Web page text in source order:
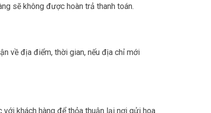
sẽ không được hoàn trả thanh toán.
về địa điểm, thời gian, nếu địa chỉ mới
khách hàng để thỏa thuận lại nơi gửi hoa